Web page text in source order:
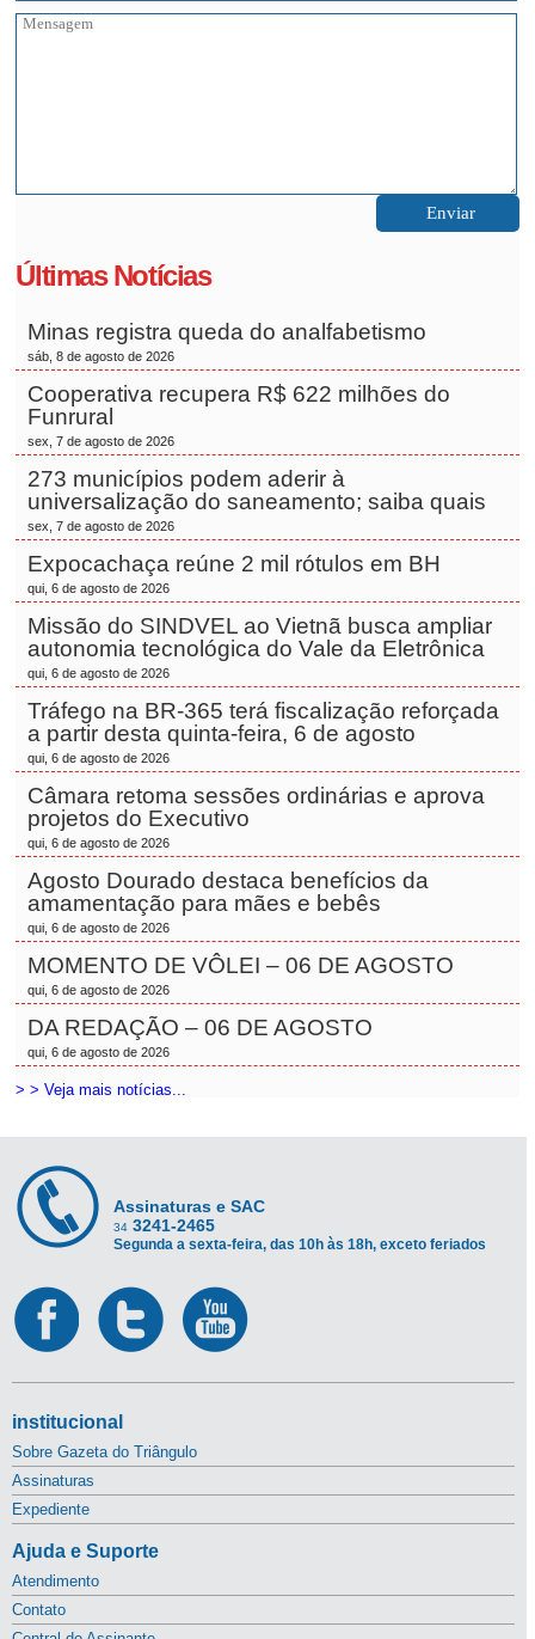
Últimas Notícias
Minas registra queda do analfabetismo
sáb, 8 de agosto de 2026
Cooperativa recupera R$ 622 milhões do
Funrural
sex, 7 de agosto de 2026
273 municípios podem aderir à
universalização do saneamento; saiba quais
sex, 7 de agosto de 2026
Expocachaça reúne 2 mil rótulos em BH
qui, 6 de agosto de 2026
Missão do SINDVEL ao Vietnã busca ampliar
autonomia tecnológica do Vale da Eletrônica
qui, 6 de agosto de 2026
Tráfego na BR-365 terá fiscalização reforçada
a partir desta quinta-feira, 6 de agosto
qui, 6 de agosto de 2026
Câmara retoma sessões ordinárias e aprova
projetos do Executivo
qui, 6 de agosto de 2026
Agosto Dourado destaca benefícios da
amamentação para mães e bebês
qui, 6 de agosto de 2026
MOMENTO DE VÔLEI – 06 DE AGOSTO
qui, 6 de agosto de 2026
DA REDAÇÃO – 06 DE AGOSTO
qui, 6 de agosto de 2026
> > Veja mais notícias...
Assinaturas e SAC
34 3241-2465
Segunda a sexta-feira, das 10h às 18h, exceto feriados
institucional
Sobre Gazeta do Triângulo
Assinaturas
Expediente
Ajuda e Suporte
Atendimento
Contato